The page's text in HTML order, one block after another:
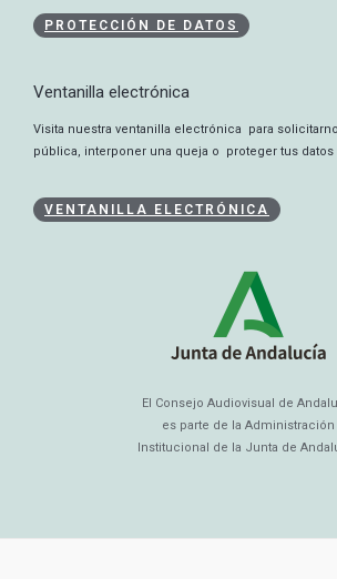
PROTECCIÓN DE DATOS
Ventanilla electrónica
Visita nuestra ventanilla electrónica para
pública, interponer una queja o proteger tus datos
VENTANILLA ELECTRÓNICA
El Consejo Audiovisual de
es parte de la Administración
Institucional de la Junta de